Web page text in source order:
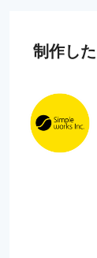
制作した